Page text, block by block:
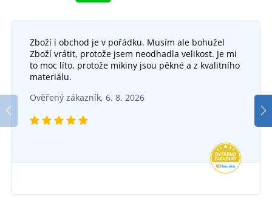
Pracovní obuv s ocelovou špicí STONE MARBLE
S2
DO 5 DNŮ
Pracovní sandály Firsty Firsan S1P
DO 5 DNŮ
Zboží i obchod je v pořádku. Musím ale bohužel
Zboží vrátit, protože jsem neodhadla velikost. Je mi
to moc líto, protože mikiny jsou pěkné a z kvalitního
materiálu.
Ověřený zákazník, 6. 8. 2026